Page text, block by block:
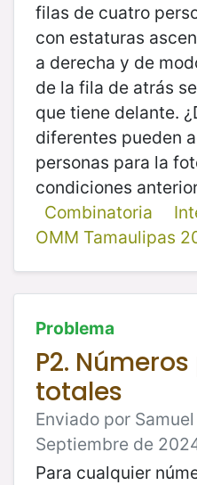
filas de cuatro
con estaturas
a derecha y de
de la fila de atrás
que tiene delante.
diferentes pueden
personas para la
condiciones
Combinatoria
OMM Tamaulipas
Problema
P2.
totales
Enviado por
Septiembre de
Para cualquier